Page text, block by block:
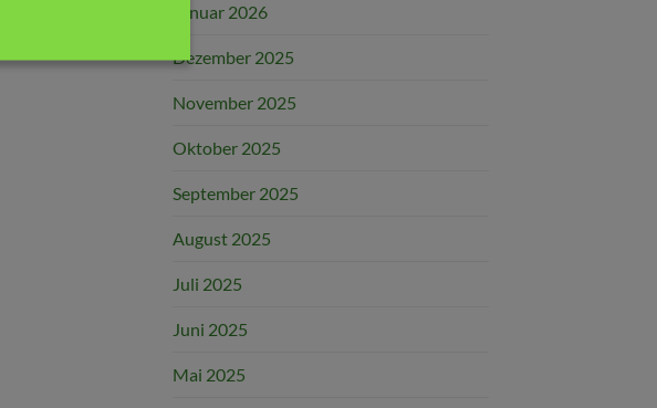
Januar 2026
Dezember 2025
November 2025
Oktober 2025
September 2025
August 2025
Juli 2025
Juni 2025
Mai 2025